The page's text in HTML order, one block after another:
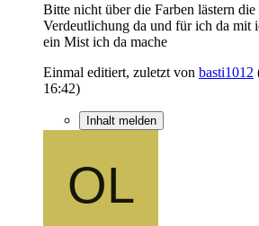
Bitte nicht über die Farben lästern
Verdeutlichung da und für ich da mit
ein Mist ich da mache
Einmal editiert, zuletzt von basti1012
16:42)
Inhalt melden